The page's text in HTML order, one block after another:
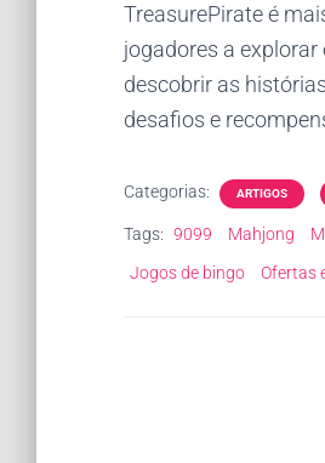
TreasurePirate é
jogadores a
descobrir as
desafios e
Categorias: ARTIGOS
Tags: 9099 Mahjong
Jogos de bingo
Ofertas